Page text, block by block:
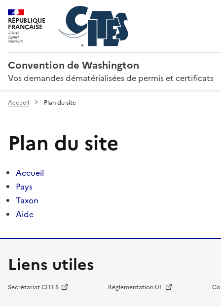
RÉPUBLIQUE
FRANÇAISE
Convention de Washington
Vos demandes dématérialisées de permis et certificats
Accueil Plan du site
Plan du site
Accueil
Pays
Taxon
Aide
Liens utiles
Secrétariat CITES Réglementation UE